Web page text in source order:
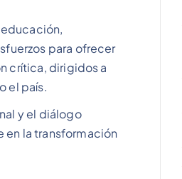
para ofrecer
crítica, dirigidos a
el país.
y el diálogo
la transformación